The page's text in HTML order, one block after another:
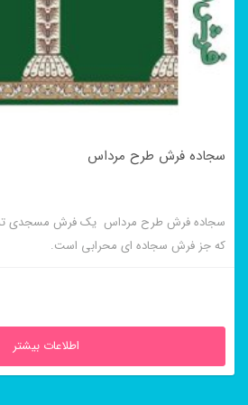
سجاده فرش طرح مرداس
سجاده فرش طرح مرداس یک فرش مسجدی
که جز فرش سجاده ای محرابی است.
اطلاعات بیشتر